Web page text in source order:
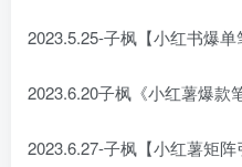
2023.5.25-子枫【小红书爆单
2023.6.20子枫《小红薯爆款
2023.6.27-子枫【小红薯矩阵